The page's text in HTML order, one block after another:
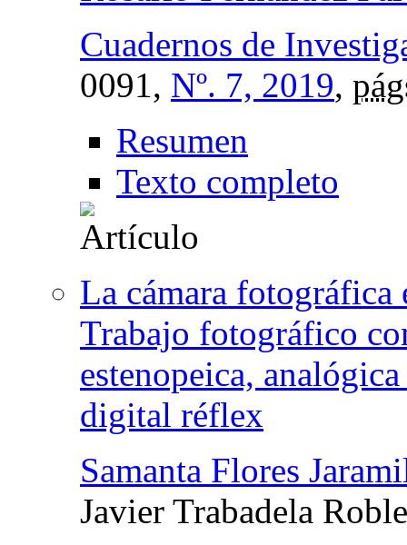
Cuadernos de
0091, Nº. 7, 2019,
Resumen
Texto completo
La cámara fotográfica
Trabajo fotográfico
estenopeica,
digital réflex
Samanta Flores
Javier Trabadela